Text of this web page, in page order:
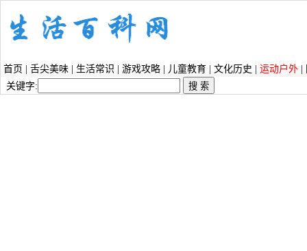
首页 舌尖美味 生活常识 游戏攻略 儿童教育 文化历史 运动户外
关键字: